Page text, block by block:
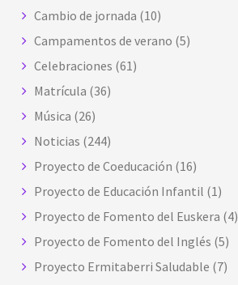
Cambio de jornada (10)
Campamentos de verano (5)
Celebraciones (61)
Matrícula (36)
Música (26)
Noticias (244)
Proyecto de Coeducación (16)
Proyecto de Educación Infantil (1)
Proyecto de Fomento del Euskera (4)
Proyecto de Fomento del Inglés (5)
Proyecto Ermitaberri Saludable (7)